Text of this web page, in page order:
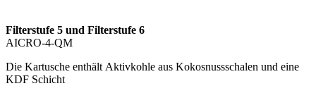
Filterstufe 5 und Filterstufe 6
AICRO-4-QM
Die Kartusche enthält Aktivkohle aus Kokosnussschalen und eine
KDF Schicht